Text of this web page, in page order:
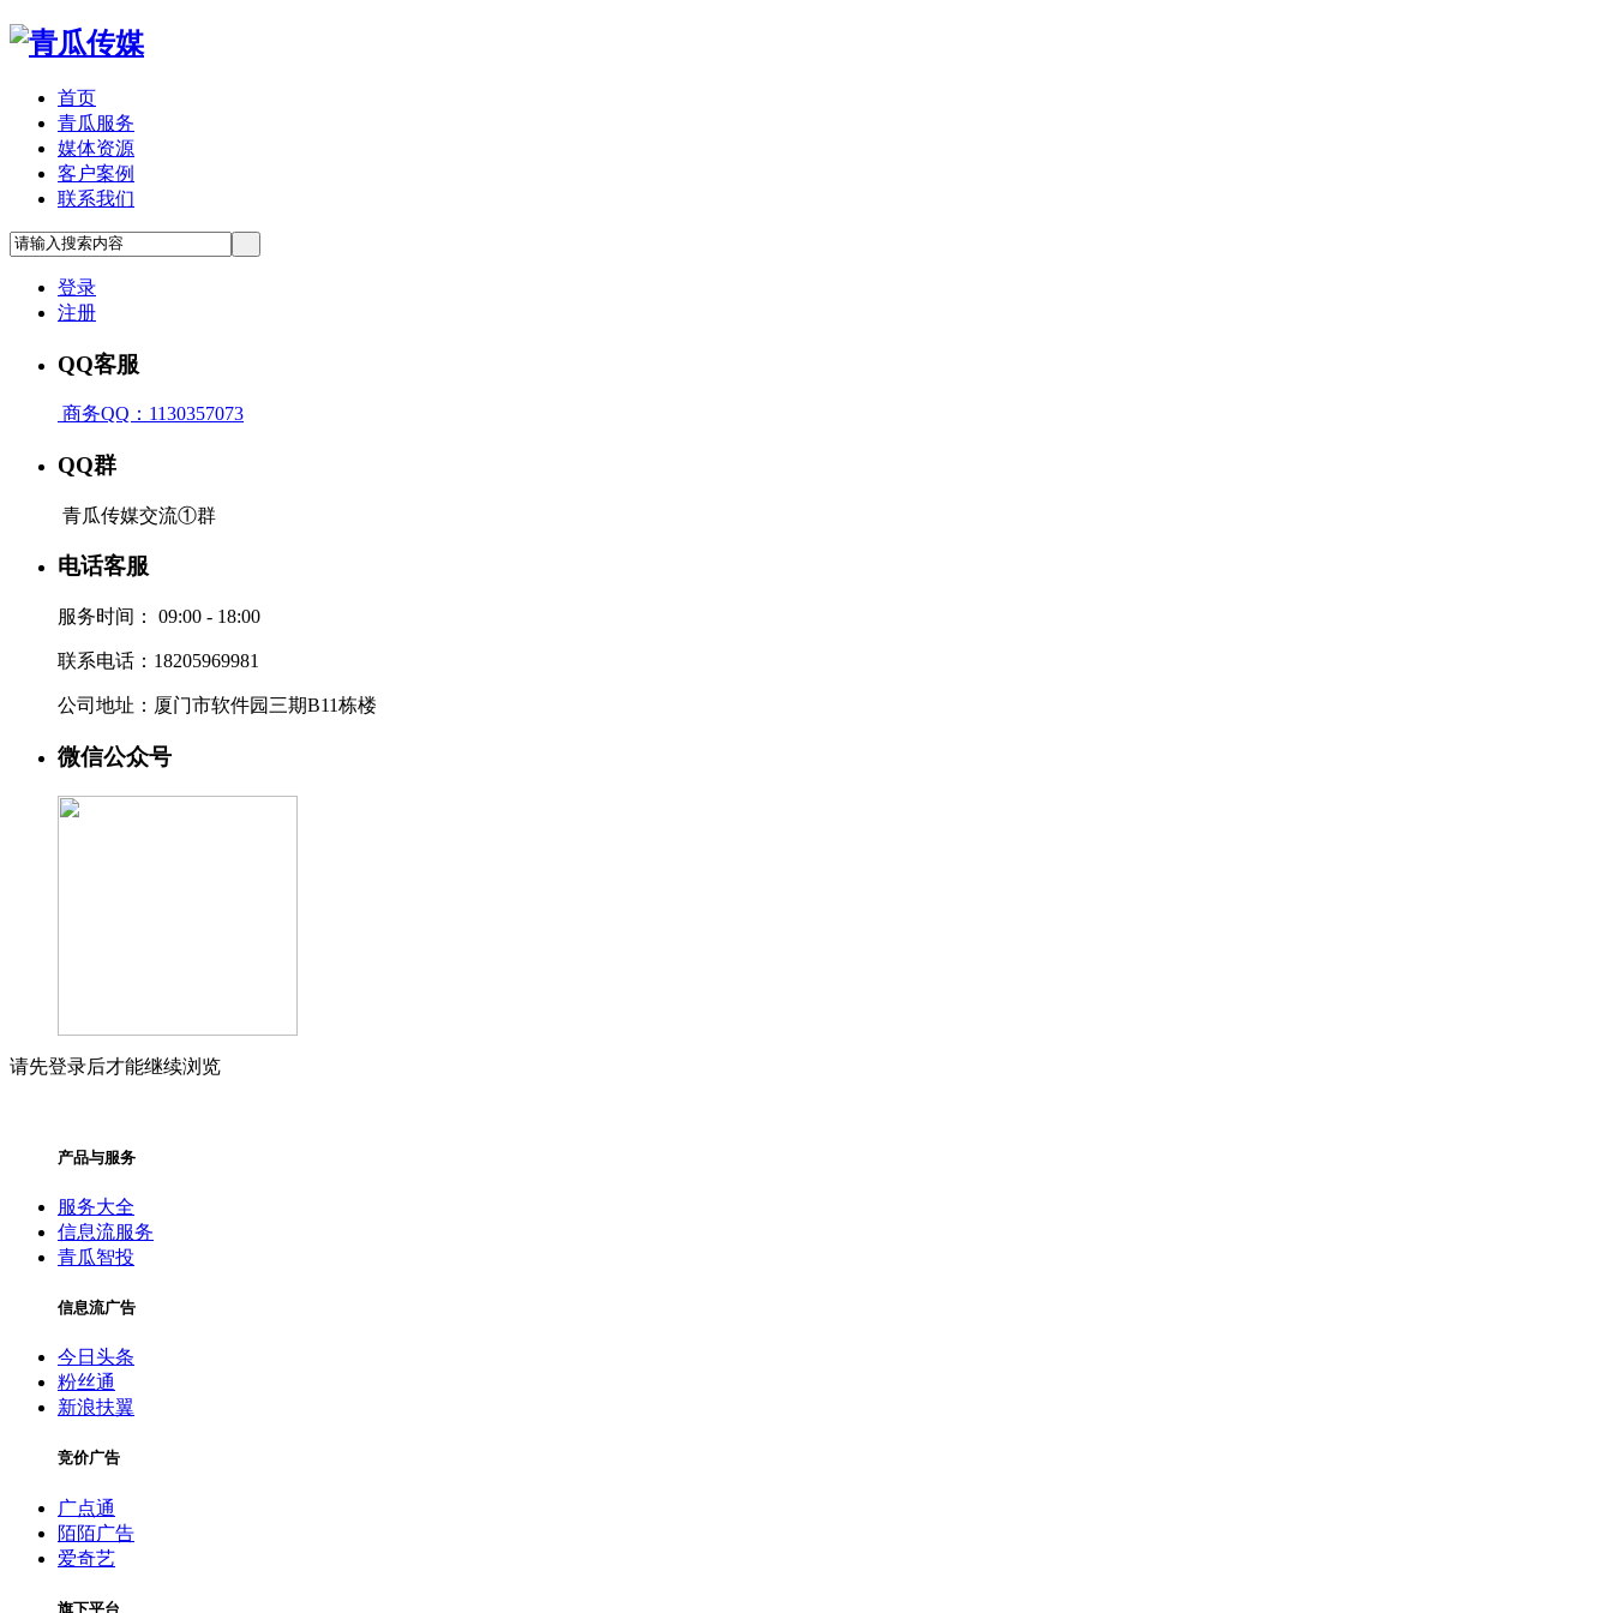
首页
青瓜服务
媒体资源
客户案例
联系我们
登录
注册
QQ客服
商务QQ：1130357073
QQ群
青瓜传媒交流①群
电话客服
服务时间： 09:00 - 18:00
联系电话：18205969981
公司地址：厦门市软件园三期B11栋楼
微信公众号
请先登录后才能继续浏览
产品与服务
服务大全
信息流服务
青瓜智投
信息流广告
今日头条
粉丝通
新浪扶翼
竞价广告
广点通
陌陌广告
爱奇艺
旗下平台